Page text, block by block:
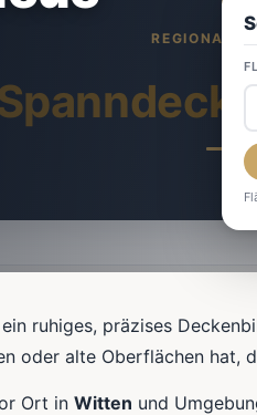
ruhiges, präzises
oder alte Oberflächen hat,
Ort in Witten und